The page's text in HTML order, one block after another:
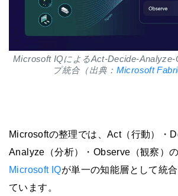
Microsoft IQによるAct-Decide-Analyze-
プ統合（出典： Microsoft
Microsoftの整理では、Act（行動）・
Analyze（分析）・Observe（観察）
Microsoft IQが単一の知能層として統
ています。